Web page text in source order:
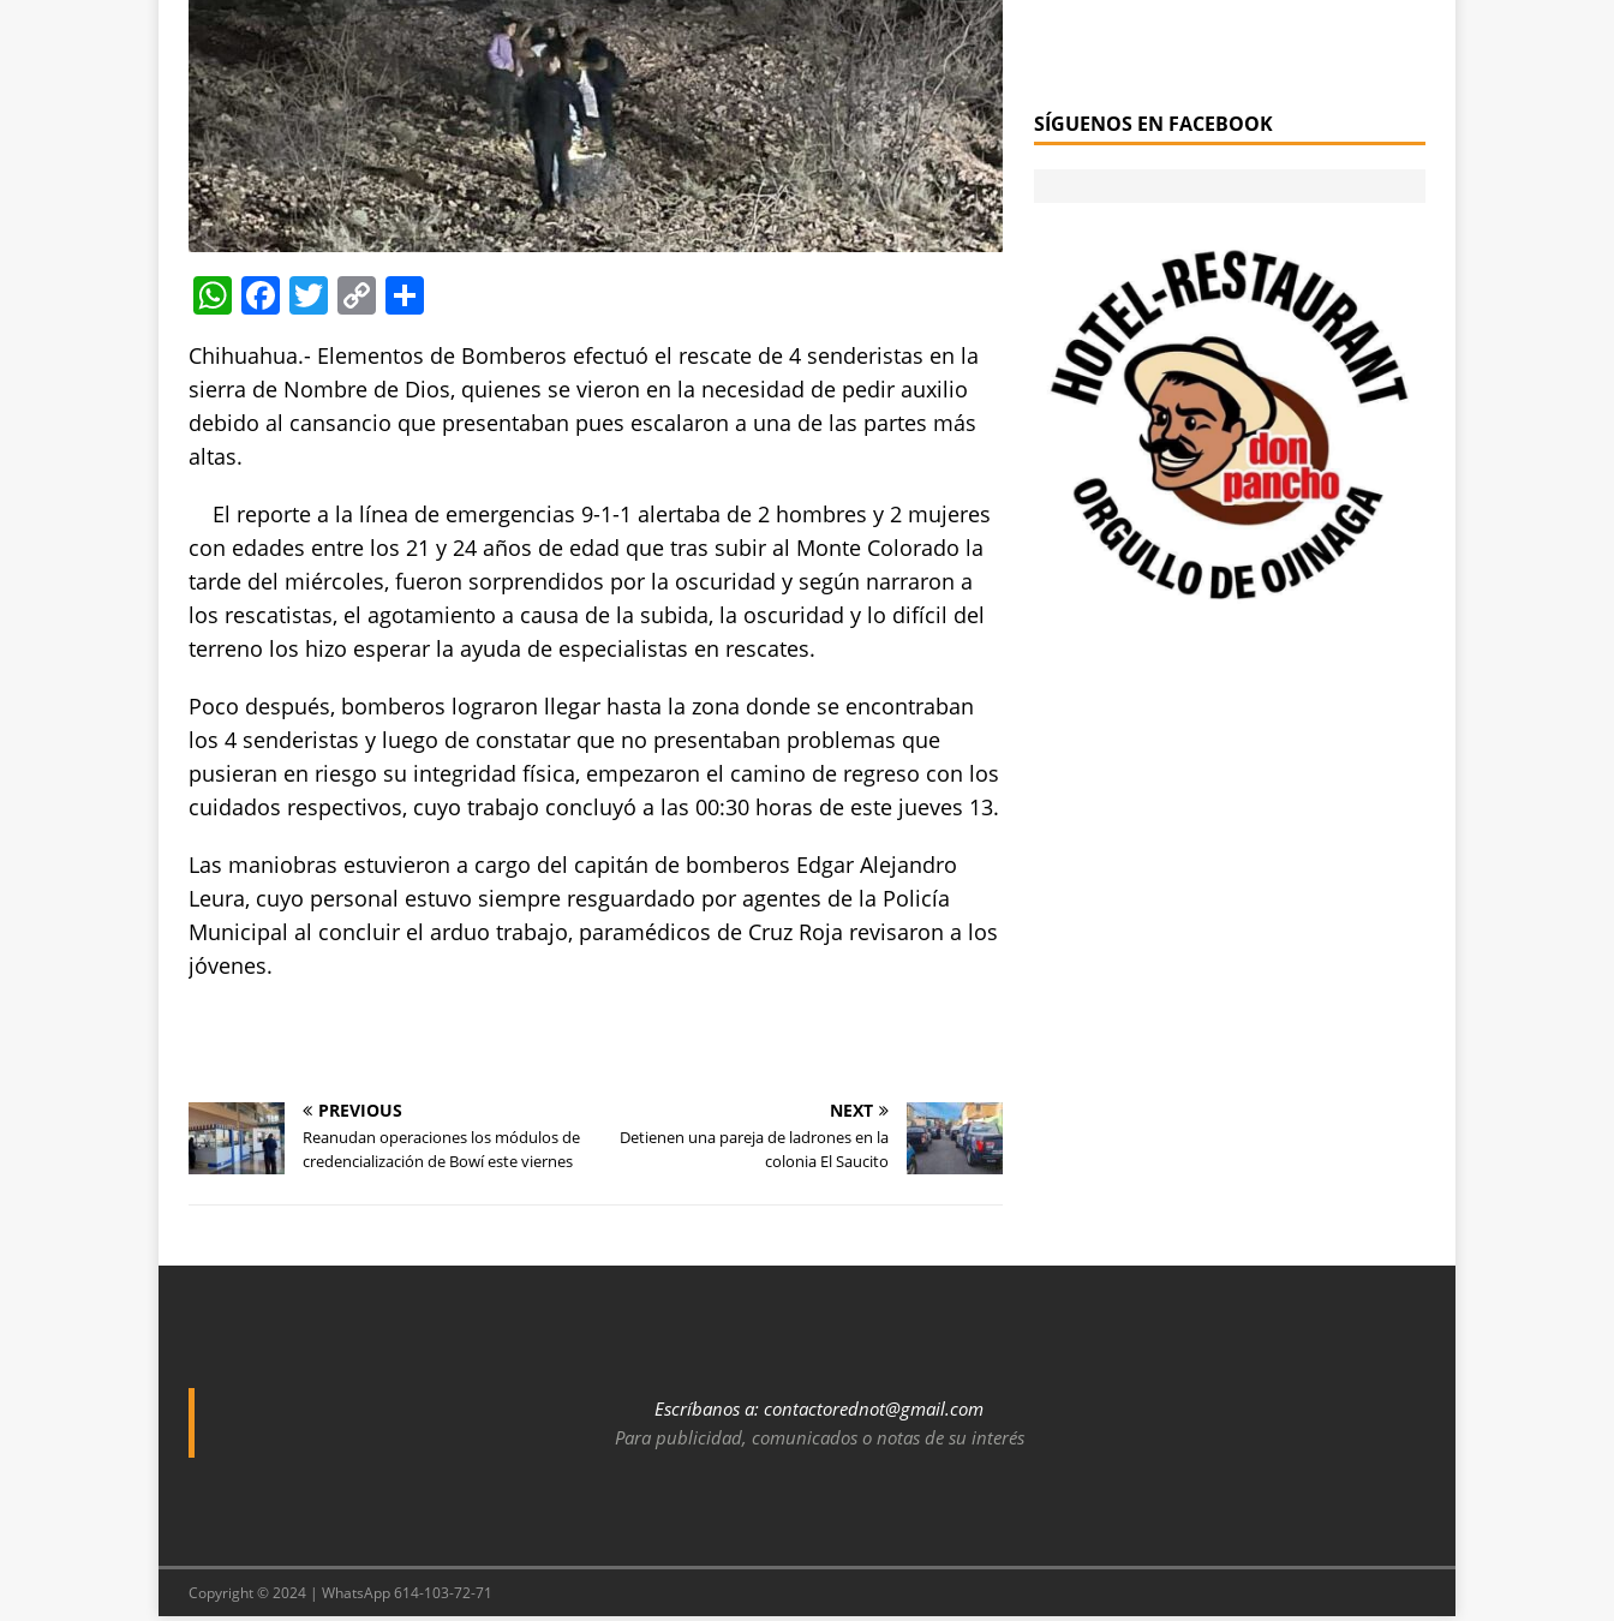
W
at
s
A
p
F
c
e
b
o
k
T
w
it
te
r
C
p
y
Li
k
h
a
re
Chihuahua.- Elementos de Bomberos efectuó el rescate de 4 senderistas en la
sierra de Nombre de Dios, quienes se vieron en la necesidad de pedir auxilio
debido al cansancio que presentaban pues escalaron a una de las partes más
altas.
El reporte a la línea de emergencias 9-1-1 alertaba de 2 hombres y 2 mujeres
con edades entre los 21 y 24 años de edad que tras subir al Monte Colorado la
tarde del miércoles, fueron sorprendidos por la oscuridad y según narraron a
los rescatistas, el agotamiento a causa de la subida, la oscuridad y lo difícil del
terreno los hizo esperar la ayuda de especialistas en rescates.
Poco después, bomberos lograron llegar hasta la zona donde se encontraban
los 4 senderistas y luego de constatar que no presentaban problemas que
pusieran en riesgo su integridad física, empezaron el camino de regreso con los
cuidados respectivos, cuyo trabajo concluyó a las 00:30 horas de este jueves 13.
Las maniobras estuvieron a cargo del capitán de bomberos Edgar Alejandro
Leura, cuyo personal estuvo siempre resguardado por agentes de la Policía
Municipal al concluir el arduo trabajo, paramédicos de Cruz Roja revisaron a los
jóvenes.
PREVIOUS
Reanudan operaciones los módulos de
credencialización de Bowí este viernes
NEXT
Detienen una pareja de ladrones en la
colonia El Saucito
SÍGUENOS EN FACEBOOK
Escríbanos a: contactorednot@gmail.com
Para publicidad, comunicados o notas de su interés
Copyright © 2024 | WhatsApp 614-103-72-71